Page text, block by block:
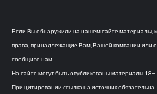
Если Вы обнаружили на нашем сайте материалы,
права, принадлежащие Вам, Вашей компании или
сообщите нам.
На сайте могут быть опубликованы материалы 18+!
При цитировании ссылка на источник обязательна.